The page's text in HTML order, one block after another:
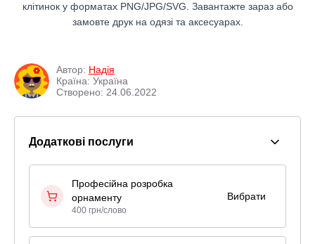
клітинок у форматах PNG/JPG/SVG. Завантажте зараз або
замовте друк на одязі та аксесуарах.
Автор: Надія
Країна: Україна
Створено: 24.06.2022
Додаткові послуги
Професійна розробка
орнаменту
400 грн/слово
Вибрати